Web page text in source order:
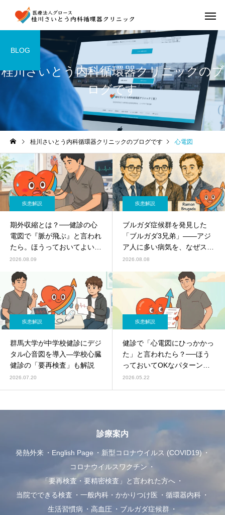
桂川さいとう内科循環器クリニックのブ
ログです
BLOG
桂川さいとう内科循環器クリニックのブログです 心電図
疾患解説
期外収縮とは？──健診の心
電図で『脈が飛ぶ』と言われ
たら。ほうっておいてよい？
危ないパターンは？循環器内
2026.08.09
疾患解説
ブルガダ症候群を発見した
「ブルガダ3兄弟」――アジ
ア人に多い病気を、なぜスペ
イン人医師が見つけたのか？
2026.08.08
疾患解説
群馬大学が中学校健診にデジ
タル心音図を導入―学校心臓
健診の「要再検査」も解説
2026.07.20
疾患解説
健診で「心電図にひっかかっ
た」と言われたら？──ほう
っておいてOKなパターン／
すぐ受診すべきパターンを循
2026.05.22
診療案内
発熱外来 English Page
新型コロナウイルス (COVID19)
コロナウイルスワクチン
「要再検査・要精密検査」と言われた方へ
当院でできる検査
一般内科・かかりつけ医
循環器内科
生活習慣病
高血圧
ブルガダ症候群